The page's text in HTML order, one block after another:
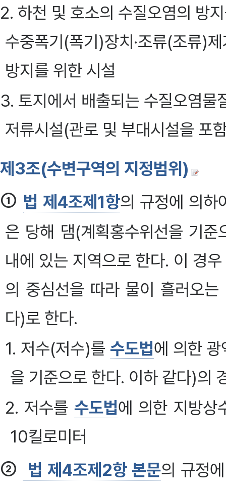
2. 하천 및 호소의 수질오염의 방
수중폭기(폭기)장치·조류(조류)
방지를 위한 시설
3. 토지에서 배출되는 수질오염물
저류시설(관로 및 부대시설을 포
제3조(수변구역의 지정범위)
① 법 제4조제1항의 규정에 의하
은 당해 댐(계획홍수위선을 기
내에 있는 지역으로 한다. 이 경
의 중심선을 따라 물이 흘러오
다)로 한다.
1. 저수(저수)를 수도법에 의한
을 기준으로 한다. 이하 같다)의
2. 저수를 수도법에 의한 지방상
10킬로미터
② 법 제4조제2항 본문의 규정